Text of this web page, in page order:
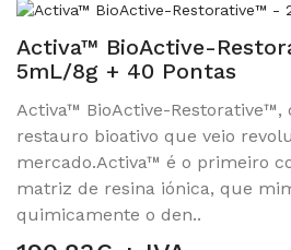
Activa™ BioActive-
5mL/8g + 40 Pontas
Activa™ BioActive-Restorative™,
restauro bioativo que veio
mercado.Activa™ é o primeiro
matriz de resina iónica, que
quimicamente o den..